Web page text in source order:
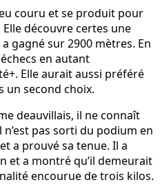
couru et se produit pour
découvre certes une
gagné sur 2900 mètres. En
en autant
Elle aurait aussi préféré
un second choix.
deauvillais, il ne connaît
pas sorti du podium en
a prouvé sa tenue. Il a
et a montré qu’il demeurait
encourue de trois kilos.